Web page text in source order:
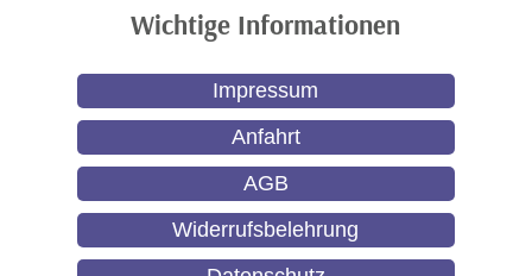
Wichtige Informationen
Impressum
Anfahrt
AGB
Widerrufsbelehrung